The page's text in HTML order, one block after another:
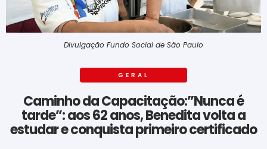
Divulgação Fundo Social de São Paulo
GERAL
Caminho da Capacitação:”Nunca é
tarde”: aos 62 anos, Benedita volta a
estudar e conquista primeiro certificado